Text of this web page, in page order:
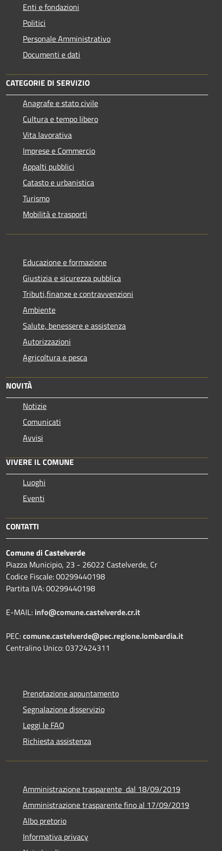
Enti e fondazioni
Politici
Personale Amministrativo
Documenti e dati
CATEGORIE DI SERVIZIO
Anagrafe e stato civile
Cultura e tempo libero
Vita lavorativa
Imprese e Commercio
Appalti pubblici
Catasto e urbanistica
Turismo
Mobilità e trasporti
Educazione e formazione
Giustizia e sicurezza pubblica
Tributi,finanze e contravvenzioni
Ambiente
Salute, benessere e assistenza
Autorizzazioni
Agricoltura e pesca
NOVITÀ
Notizie
Comunicati
Avvisi
VIVERE IL COMUNE
Luoghi
Eventi
CONTATTI
Comune di Castelverde
Piazza Municipio, 23 - 26022 Castelverde, Cr
Codice Fiscale: 00299440198
Partita IVA: 00299440198
E-MAIL: info@comune.castelverde.cr.it
PEC:comune.castelverde@pec.regione.lombardia.it
Centralino Unico: 0372424311
Prenotazione appuntamento
Segnalazione disservizio
Leggi le FAQ
Richiesta assistenza
Amministrazione trasparente dal 18/09/2019
Amministrazione trasparente fino al 17/09/2019
Albo pretorio
Informativa privacy